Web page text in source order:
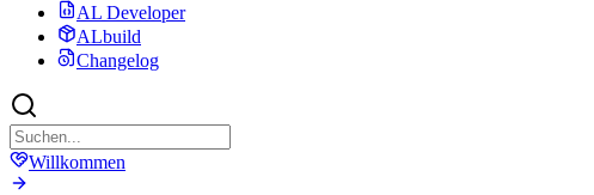
AL Developer
ALbuild
Changelog
Willkommen